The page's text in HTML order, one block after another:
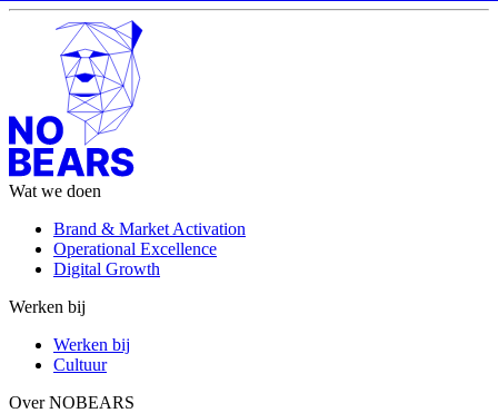
Wat we doen
Brand & Market Activation
Operational Excellence
Digital Growth
Werken bij
Werken bij
Cultuur
Over NOBEARS